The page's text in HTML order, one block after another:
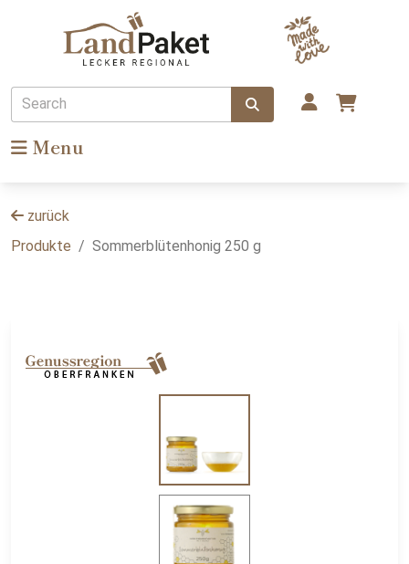
Search
Menu
zurück
Produkte
Sommerblütenhonig 250 g